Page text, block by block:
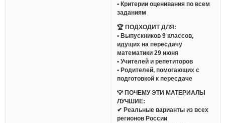
• Критерии оценивания по всем
заданиям
🏆 ПОДХОДИТ ДЛЯ:
• Выпускников 9 классов,
идущих на пересдачу
математики 29 июня
• Учителей и репетиторов
• Родителей, помогающих с
подготовкой к пересдаче
💡 ПОЧЕМУ ЭТИ МАТЕРИАЛЫ
ЛУЧШИЕ:
✔ Реальные варианты из всех
регионов России